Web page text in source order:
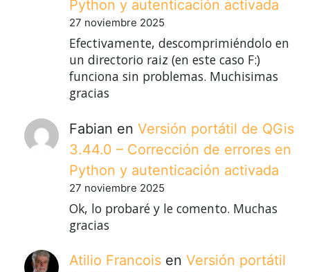
Python y autenticación activada
27 noviembre 2025
Efectivamente, descomprimiéndolo en
un directorio raiz (en este caso F:)
funciona sin problemas. Muchisimas
gracias
Fabian en Versión portátil de QGis
3.44.0 – Corrección de errores en
Python y autenticación activada
27 noviembre 2025
Ok, lo probaré y le comento. Muchas
gracias
Atilio Francois en Versión portátil